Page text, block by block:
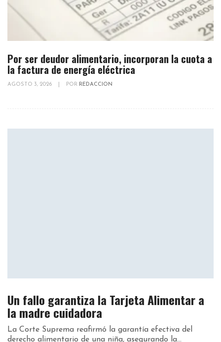
Por ser deudor alimentario, incorporan la cuota a
la factura de energía eléctrica
AGOSTO 3, 2026 POR REDACCION
Un fallo garantiza la Tarjeta Alimentar a
la madre cuidadora
La Corte Suprema reafirmó la garantía efectiva del
derecho alimentario de una niña, asegurando la...